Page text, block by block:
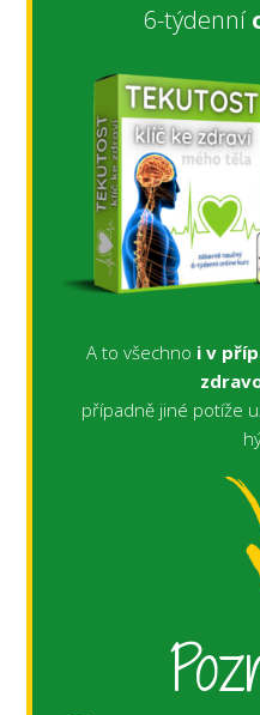
6-týdenní
A to všechno i v
případně jiné potíže